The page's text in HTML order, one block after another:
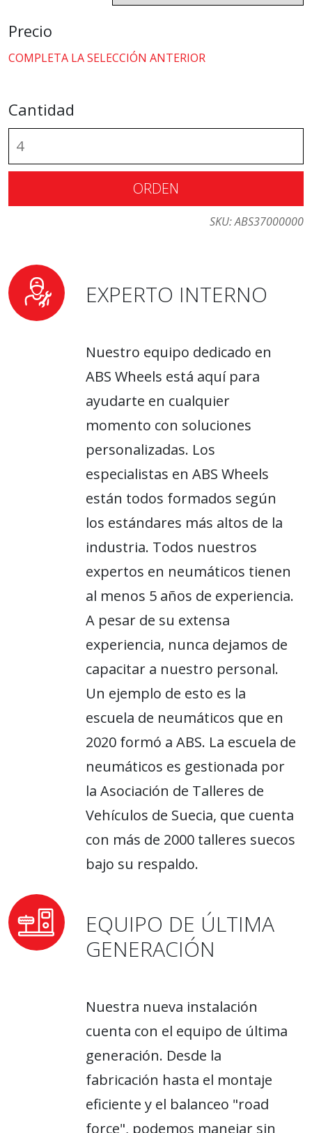
Precio
COMPLETA LA SELECCIÓN ANTERIOR
Cantidad
ORDEN
SKU:ABS37000000
EXPERTO INTERNO
Nuestro equipo dedicado en
ABS Wheels está aquí para
ayudarte en cualquier
momento con soluciones
personalizadas. Los
especialistas en ABS Wheels
están todos formados según
los estándares más altos de la
industria. Todos nuestros
expertos en neumáticos tienen
al menos 5 años de experiencia.
A pesar de su extensa
experiencia, nunca dejamos de
capacitar a nuestro personal.
Un ejemplo de esto es la
escuela de neumáticos que en
2020 formó a ABS. La escuela de
neumáticos es gestionada por
la Asociación de Talleres de
Vehículos de Suecia, que cuenta
con más de 2000 talleres suecos
bajo su respaldo.
EQUIPO DE ÚLTIMA
GENERACIÓN
Nuestra nueva instalación
cuenta con el equipo de última
generación. Desde la
fabricación hasta el montaje
eficiente y el balanceo "road
force", podemos manejar sin